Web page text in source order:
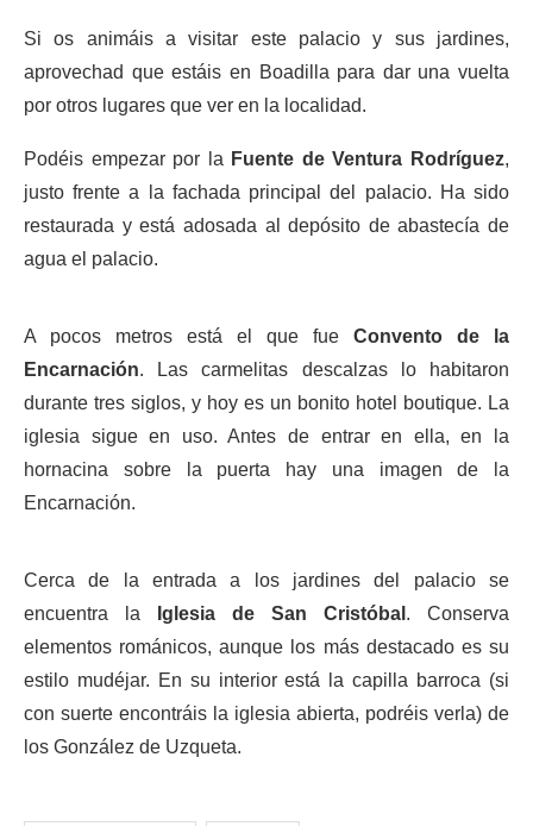
Si os animáis a visitar este palacio y sus jardines,
aprovechad que estáis en Boadilla para dar una vuelta
por otros lugares que ver en la localidad.
Podéis empezar por la Fuente de Ventura Rodríguez,
justo frente a la fachada principal del palacio. Ha sido
restaurada y está adosada al depósito de abastecía de
agua el palacio.
A pocos metros está el que fue Convento de la
Encarnación. Las carmelitas descalzas lo habitaron
durante tres siglos, y hoy es un bonito hotel boutique. La
iglesia sigue en uso. Antes de entrar en ella, en la
hornacina sobre la puerta hay una imagen de la
Encarnación.
Cerca de la entrada a los jardines del palacio se
encuentra la
Iglesia de San Cristóbal . Conserva
elementos románicos, aunque los más destacado es su
estilo mudéjar. En su interior está la capilla barroca (si
con suerte encontráis la iglesia abierta, podréis verla) de
los González de Uzqueta.